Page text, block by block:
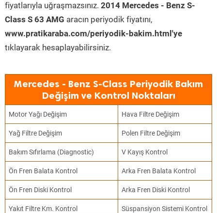
fiyatlarıyla uğraşmazsınız. 2014 Mercedes - Benz S-
Class S 63 AMG aracın periyodik fiyatını,
www.pratikaraba.com/periyodik-bakim.html'ye
tıklayarak hesaplayabilirsiniz.
Mercedes - Benz S-Class Periyodik Bakım
Değişim ve Kontrol Noktaları
Motor Yağı Değişim Hava Filtre Değişim
Yağ Filtre Değişim Polen Filtre Değişim
Bakım Sıfırlama (Diagnostic) V Kayış Kontrol
Ön Fren Balata Kontrol Arka Fren Balata Kontrol
Ön Fren Diski Kontrol Arka Fren Diski Kontrol
Yakıt Filtre Km. Kontrol Süspansiyon Sistemi Kontrol